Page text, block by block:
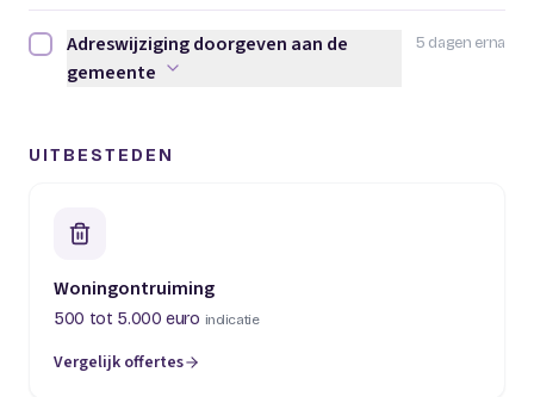
5 dagen erna
Adreswijziging doorgeven aan de gemeente afvinken
Adreswijziging doorgeven aan de
gemeente
UITBESTEDEN
Woningontruiming
500 tot 5.000 euro indicatie
Vergelijk offertes
(opent in een nieuw tabblad)